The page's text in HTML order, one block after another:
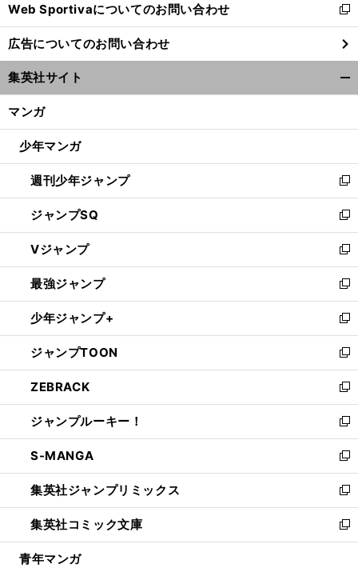
く
Web Sportivaについてのお問い合わせ
新
し
い
ウ
ィ
ン
ウ
開
く
広告についてのお問い合わせ
集英社サイト
マンガ
少年マンガ
週刊少年ジャンプ
新
し
い
ウ
ィ
ン
ド
ウ
で
開
く
ジャンプSQ
新
し
い
ウ
ィ
ン
ド
ウ
で
開
く
Vジャンプ
新
し
い
ウ
ィ
ン
ド
ウ
で
開
く
最強ジャンプ
新
し
い
ウ
ィ
ン
ド
ウ
で
開
く
少年ジャンプ+
新
し
い
ウ
ィ
ン
ド
ウ
で
開
く
ジャンプTOON
新
し
い
ウ
ィ
ン
ド
ウ
で
開
く
ZEBRACK
新
し
い
ウ
ィ
ン
ド
ウ
で
開
ジャンプルーキー！
新
し
い
ウ
ィ
ン
ド
ウ
S-MANGA
新
し
い
ウ
ィ
ン
集英社ジャンプリミックス
新
し
い
ウ
集英社コミック文庫
新
し
青年マンガ